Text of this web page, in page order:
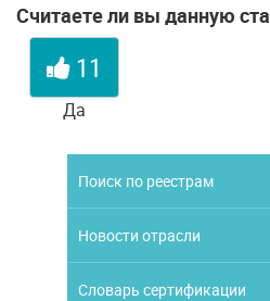
Считаете ли вы данную
11
Да
Поиск по реестрам
Новости отрасли
Словарь сертификации